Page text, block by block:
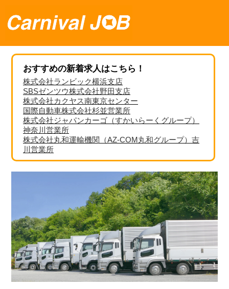
おすすめの新着求人はこちら！
株式会社ランビック横浜支店
SBSゼンツウ株式会社野田支店
株式会社カクヤス南東京センター
国際自動車株式会社杉並営業所
株式会社ジャパンカーゴ（すかいらーくグループ）
神奈川営業所
株式会社丸和運輸機関（AZ-COM丸和グループ）吉
川営業所